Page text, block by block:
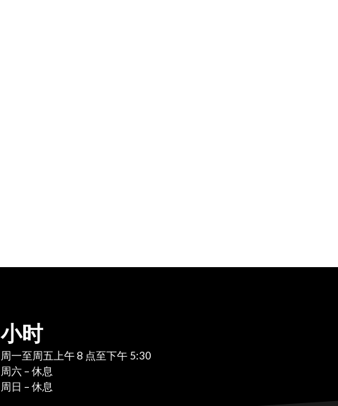
小时
周一至周五上午 8 点至下午 5:30
周六 – 休息
周日 – 休息